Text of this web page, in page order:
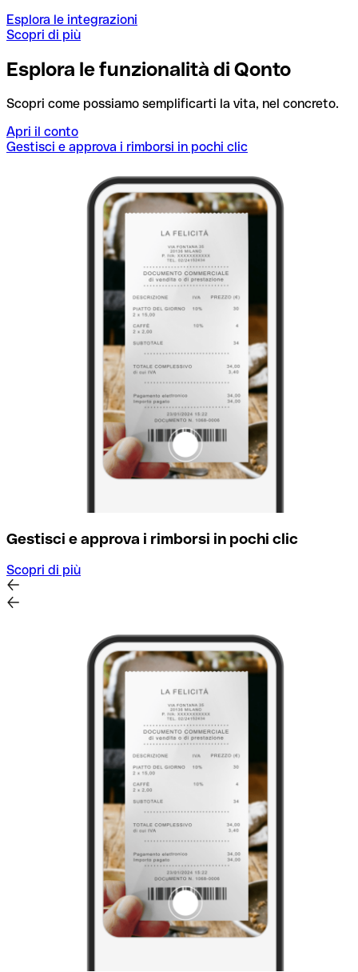
Esplora le integrazioni
Scopri di più
Esplora le funzionalità di Qonto
Scopri come possiamo semplificarti la vita, nel concreto.
Apri il conto
Gestisci e approva i rimborsi in pochi clic
Gestisci e approva i rimborsi in pochi clic
Scopri di più